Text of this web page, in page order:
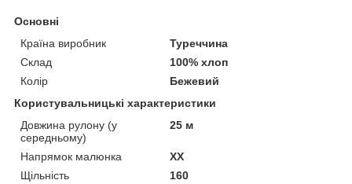
Основні
Країна виробник
Туреччина
Склад
100% хлоп
Колір
Бежевий
Користувальницькі характеристики
Довжина рулону (у
середньому)
25 м
Напрямок малюнка
XX
Щільність
160